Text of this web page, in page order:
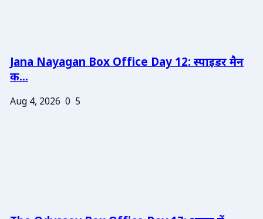
Jana Nayagan Box Office Day 12: स्पाइडर मैन
क...
Aug 4, 2026 0 5